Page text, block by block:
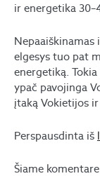
ir energetika
elgesys tuo pat
energetiką.
ypač pavojinga
įtaką Vokietijos
Perspausdinta iš
Šiame